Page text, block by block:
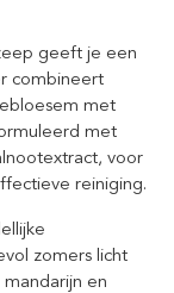
geeft je een
combineert
met
met
voor
reiniging.
zomers licht
en